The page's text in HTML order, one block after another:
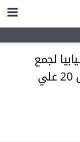
لجمع
الاعداد الزوجيه من 0ل 20 علي